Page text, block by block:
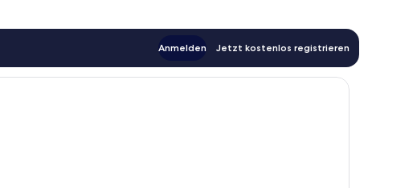
Anmelden Jetzt kostenlos registrieren